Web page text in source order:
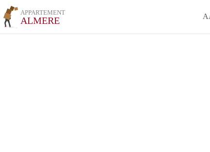
APPARTEMENT
ALMERE